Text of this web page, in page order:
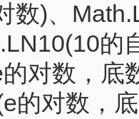
数)、
的
对数，底
的对数，